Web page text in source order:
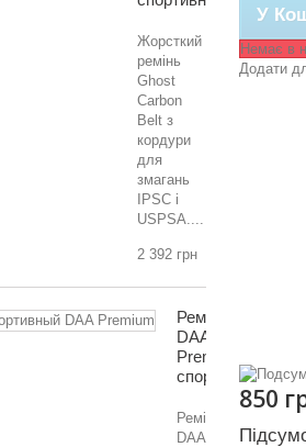
Жорсткий
ремінь
Ghost
Carbon
Belt з
кордури
для
змагань
IPSC і
USPSA....
2 392 грн
Ремінь
DAA
Premium,
спортивний
Ремінь
DAA
У
Немає в
Додати
850